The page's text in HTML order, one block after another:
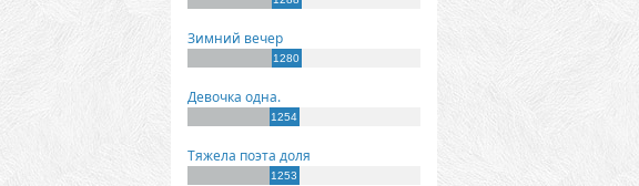
Зимний вечер
1280
Девочка одна.
1254
Тяжела поэта доля
1253